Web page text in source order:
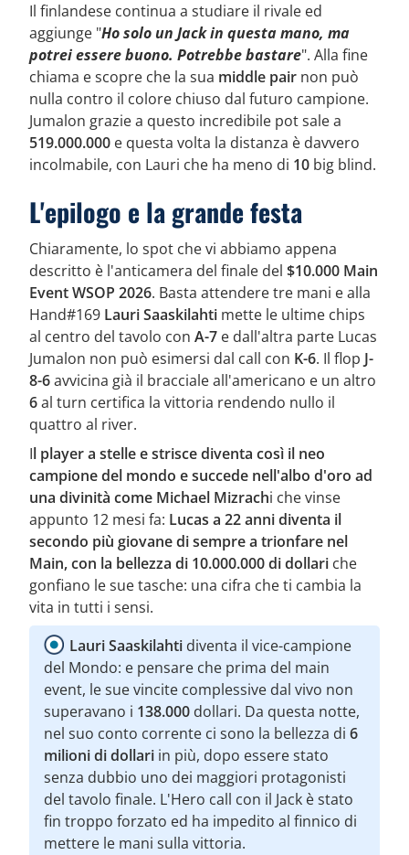
Il finlandese continua a studiare il rivale ed
aggiunge "Ho solo un Jack in questa mano, ma
potrei essere buono. Potrebbe bastare". Alla fine
chiama e scopre che la sua middle pair non può
nulla contro il colore chiuso dal futuro campione.
Jumalon grazie a questo incredibile pot sale a
519.000.000 e questa volta la distanza è davvero
incolmabile, con Lauri che ha meno di 10 big blind.
L'epilogo e la grande festa
Chiaramente, lo spot che vi abbiamo appena
descritto è l'anticamera del finale del $10.000 Main
Event WSOP 2026. Basta attendere tre mani e alla
Hand#169 Lauri Saaskilahti mette le ultime chips
al centro del tavolo con A-7 e dall'altra parte Lucas
Jumalon non può esimersi dal call con K-6. Il flop J-
8-6avvicina già il bracciale all'americano e un altro
6al turn certifica la vittoria rendendo nullo il
quattro al river.
Il player a stelle e strisce diventa così il neo
campione del mondo e succede nell'albo d'oro ad
una divinità come Michael Mizrachi che vinse
appunto 12 mesi fa: Lucas a 22 anni diventa il
secondo più giovane di sempre a trionfare nel
Main, con la bellezza di 10.000.000 di dollari che
gonfiano le sue tasche: una cifra che ti cambia la
vita in tutti i sensi.
Lauri Saaskilahti diventa il vice-campione
del Mondo: e pensare che prima del main
event, le sue vincite complessive dal vivo non
superavano i 138.000 dollari. Da questa notte,
nel suo conto corrente ci sono la bellezza di 6
milioni di dollari in più, dopo essere stato
senza dubbio uno dei maggiori protagonisti
del tavolo finale. L'Hero call con il Jack è stato
fin troppo forzato ed ha impedito al finnico di
mettere le mani sulla vittoria.